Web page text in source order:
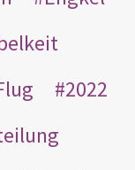
2022